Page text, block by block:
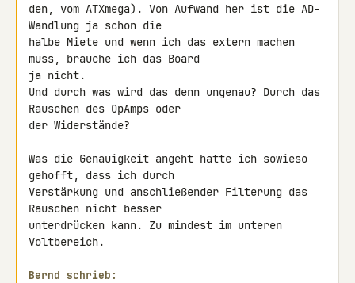
den, vom ATXmega). Von Aufwand her ist die AD-
Wandlung ja schon die
halbe Miete und wenn ich das extern machen
muss, brauche ich das Board
ja nicht.
Und durch was wird das denn ungenau? Durch das
Rauschen des OpAmps oder
der Widerstände?
Was die Genauigkeit angeht hatte ich sowieso
gehofft, dass ich durch
Verstärkung und anschließender Filterung das
Rauschen nicht besser
unterdrücken kann. Zu mindest im unteren
Voltbereich.
Bernd schrieb: